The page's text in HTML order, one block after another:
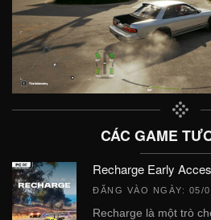
CÁC GAME
Recharge Early
ĐĂNG VÀO NGÀY: 05/
Recharge là một trò